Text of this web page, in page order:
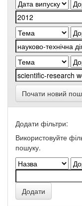
Почати новий
Додати фільтри:
Використовуйте
пошуку.